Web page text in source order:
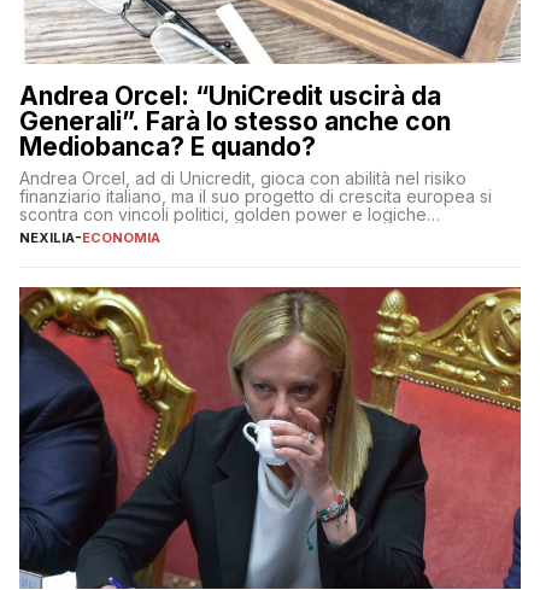
Andrea Orcel: “UniCredit uscirà da
Generali”. Farà lo stesso anche con
Mediobanca? E quando?
Andrea Orcel, ad di Unicredit, gioca con abilità nel risiko
finanziario italiano, ma il suo progetto di crescita europea si
scontra con vincoli politici, golden power e logiche
protezionistiche. Orcel e la mossa su Generali Andrea Orcel,
NEXILIA-ECONOMIA